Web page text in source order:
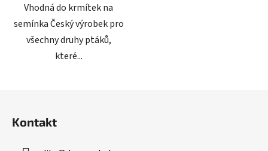
Vhodná do krmítek na
semínka Český výrobek pro
všechny druhy ptáků,
které...
Kontakt